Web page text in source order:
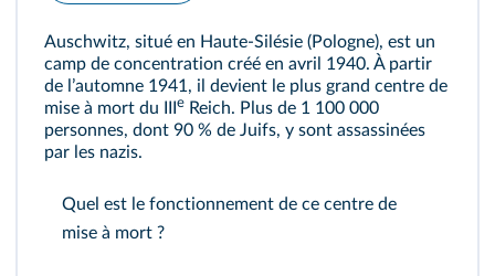
Auschwitz, situé en Haute-Silésie (Pologne), est un
camp de concentration créé en avril 1940. À partir
de lʼautomne 1941, il devient le plus grand centre de
mise à mort du III e Reich. Plus de 1 100 000
personnes, dont 90 % de Juifs, y sont assassinées
par les nazis.
Quel est le fonctionnement de ce centre de
mise à mort ?